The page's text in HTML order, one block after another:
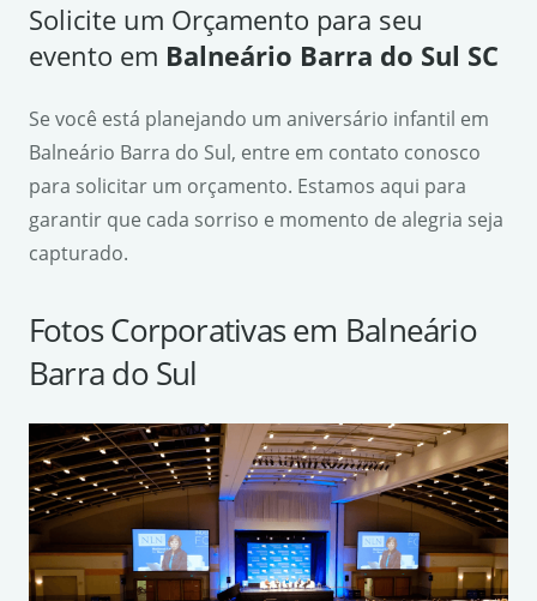
Solicite um Orçamento para seu
evento em Balneário Barra do Sul SC
Se você está planejando um aniversário infantil em
Balneário Barra do Sul, entre em contato conosco
para solicitar um orçamento. Estamos aqui para
garantir que cada sorriso e momento de alegria seja
capturado.
Fotos Corporativas em Balneário
Barra do Sul